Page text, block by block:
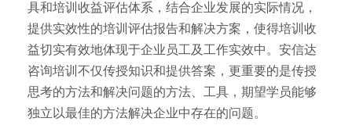
具和培训收益评估体系，结合企业发展的实际情况，
提供实效性的培训评估报告和解决方案，使得培训收
益切实有效地体现于企业员工及工作实效中。安信达
咨询培训不仅传授知识和提供答案，更重要的是传授
思考的方法和解决问题的方法、工具，期望学员能够
独立以最佳的方法解决企业中存在的问题。